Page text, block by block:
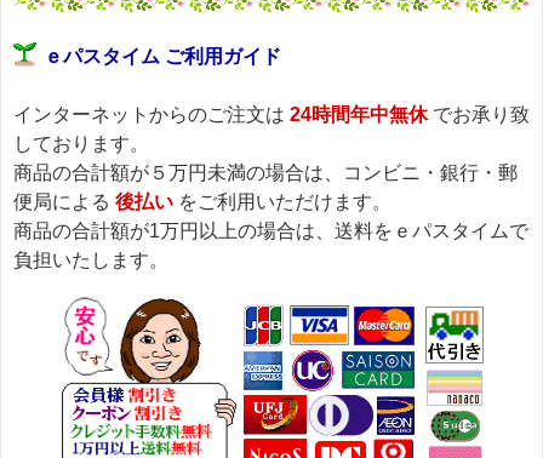
ｅパスタイム ご利用ガイド
インターネットからのご注文は 24時間年中無休でお承り致
しております。
商品の合計額が５万円未満の場合は、コンビニ・銀行・郵
便局による 後払い をご利用いただけます。
商品の合計額が1万円以上の場合は、送料をｅパスタイムで
負担いたします。